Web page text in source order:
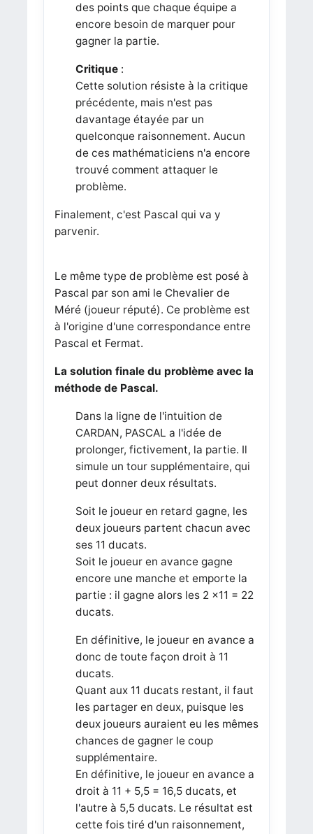
des points que chaque équipe a
encore besoin de marquer pour
gagner la partie.
Critique:
Cette solution résiste à la critique
précédente, mais n'est pas
davantage étayée par un
quelconque raisonnement. Aucun
de ces mathématiciens n'a encore
trouvé comment attaquer le
problème.
Finalement, c'est Pascal qui va y
parvenir.
Le même type de problème est posé à
Pascal par son ami le Chevalier de
Méré (joueur réputé). Ce problème est
à l'origine d'une correspondance entre
Pascal et Fermat.
La solution finale du problème avec la
méthode de Pascal.
Dans la ligne de l'intuition de
CARDAN, PASCAL a l'idée de
prolonger, fictivement, la partie. Il
simule un tour supplémentaire, qui
peut donner deux résultats.
Soit le joueur en retard gagne, les
deux joueurs partent chacun avec
ses 11 ducats.
Soit le joueur en avance gagne
encore une manche et emporte la
partie : il gagne alors les 2 ×11 = 22
ducats.
En définitive, le joueur en avance a
donc de toute façon droit à 11
ducats.
Quant aux 11 ducats restant, il faut
les partager en deux, puisque les
deux joueurs auraient eu les mêmes
chances de gagner le coup
supplémentaire.
En définitive, le joueur en avance a
droit à 11 + 5,5 = 16,5 ducats, et
l'autre à 5,5 ducats. Le résultat est
cette fois tiré d'un raisonnement,